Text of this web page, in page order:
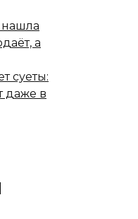
а
суеты:
даже в